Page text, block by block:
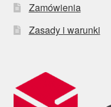
Zamówienia
Zasady i warunki